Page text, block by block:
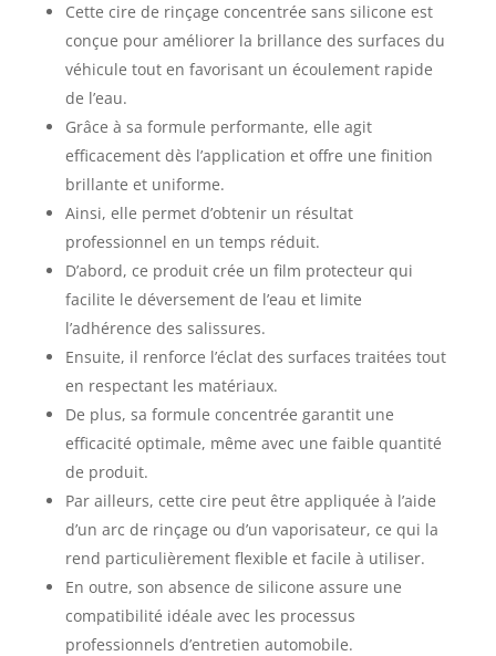
Cette cire de rinçage concentrée sans silicone est
conçue pour améliorer la brillance des surfaces du
véhicule tout en favorisant un écoulement rapide
de l’eau.
Grâce à sa formule performante, elle agit
efficacement dès l’application et offre une finition
brillante et uniforme.
Ainsi, elle permet d’obtenir un résultat
professionnel en un temps réduit.
D’abord, ce produit crée un film protecteur qui
facilite le déversement de l’eau et limite
l’adhérence des salissures.
Ensuite, il renforce l’éclat des surfaces traitées tout
en respectant les matériaux.
De plus, sa formule concentrée garantit une
efficacité optimale, même avec une faible quantité
de produit.
Par ailleurs, cette cire peut être appliquée à l’aide
d’un arc de rinçage ou d’un vaporisateur, ce qui la
rend particulièrement flexible et facile à utiliser.
En outre, son absence de silicone assure une
compatibilité idéale avec les processus
professionnels d’entretien automobile.